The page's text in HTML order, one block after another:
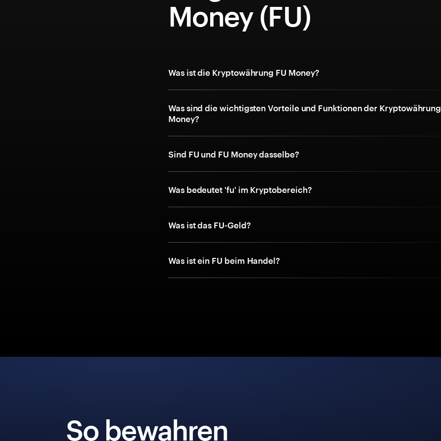
Money (FU)
Was ist die Kryptowährung FU Money?
Was sind die wichtigsten Vorteile und Funktionen der
Money?
Sind FU und FU Money dasselbe?
Was bedeutet 'fu' im Kryptobereich?
Was ist das FU-Geld?
Was ist ein FU beim Handel?
So bewahren